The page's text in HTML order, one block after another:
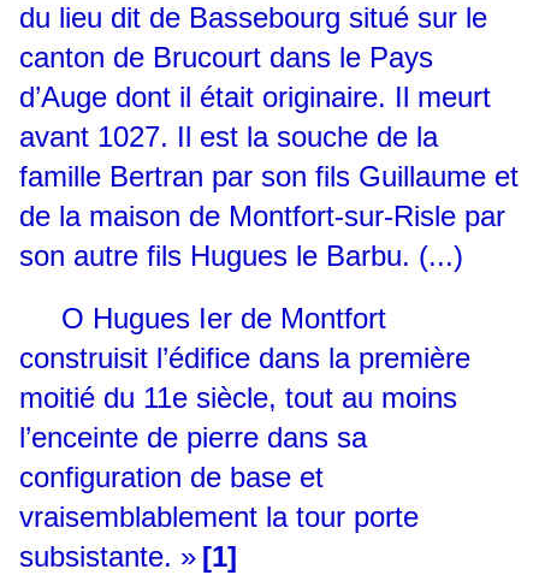
du lieu dit de Bassebourg situé sur le
canton de Brucourt dans le Pays
d’Auge dont il était originaire. Il meurt
avant 1027. Il est la souche de la
famille Bertran par son fils Guillaume et
de la maison de Montfort-sur-Risle par
son autre fils Hugues le Barbu. (...)
O Hugues Ier de Montfort
construisit l’édifice dans la première
moitié du 11e siècle, tout au moins
l’enceinte de pierre dans sa
configuration de base et
vraisemblablement la tour porte
subsistante. » [1]